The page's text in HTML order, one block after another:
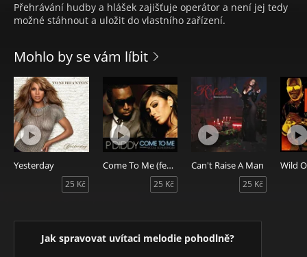
Přehrávání hudby a hlášek zajišťuje operátor a není jej tedy
možné stáhnout a uložit do vlastního zařízení.
Mohlo by se vám líbit
Yesterday
25 Kč
Come To Me (feat. Nicole Scherzinger)
25 Kč
Can't Raise A Man
25 Kč
Jak spravovat uvítaci melodie pohodlně?